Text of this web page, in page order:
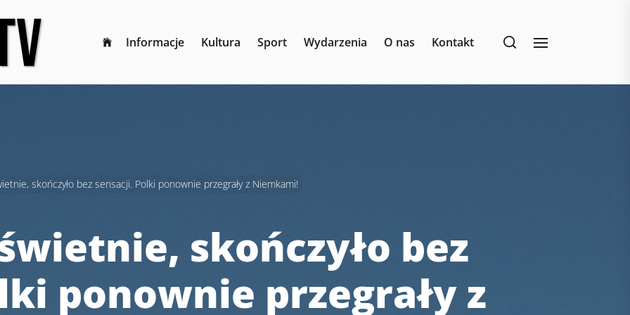
Informacje Kultura Sport Wydarzenia O nas Kontakt
skończyło bez sensacji. Polki ponownie przegrały z Niemkami!
skończyło bez
ponownie przegrały z